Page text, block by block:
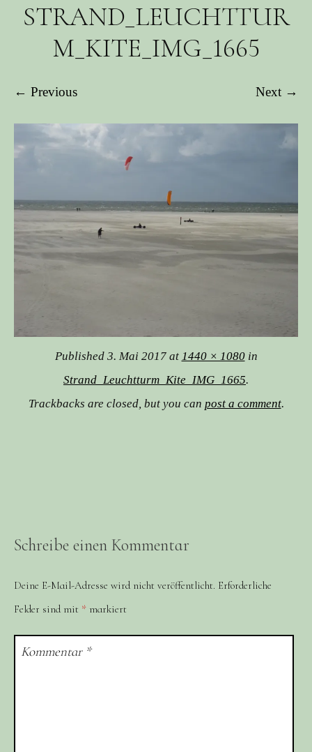
STRAND_LEUCHTTUR
M_KITE_IMG_1665
← Previous Next →
Published 3. Mai 2017at 1440 × 1080in
Strand_Leuchtturm_Kite_IMG_1665.
Trackbacks are closed, but you can post a comment.
Schreibe einen Kommentar
Deine E-Mail-Adresse wird nicht veröffentlicht. Erforderliche
Felder sind mit * markiert
Kommentar *